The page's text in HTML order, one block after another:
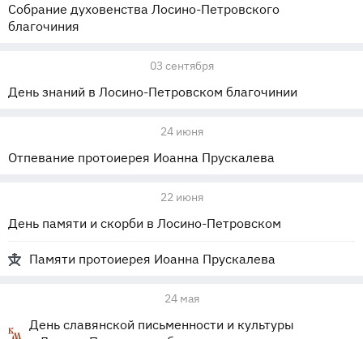
Собрание духовенства Лосино-Петровского
благочиния
03 сентября
День знаний в Лосино-Петровском благочинии
24 июня
Отпевание протоиерея Иоанна Прускалева
22 июня
День памяти и скорби в Лосино-Петровском
Памяти протоиерея Иоанна Прускалева
24 мая
День славянской письменности и культуры